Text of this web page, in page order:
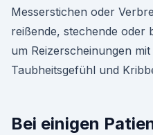
Messerstichen oder
reißende, stechende oder
um Reizerscheinungen
Taubheitsgefühl und
Bei einigen